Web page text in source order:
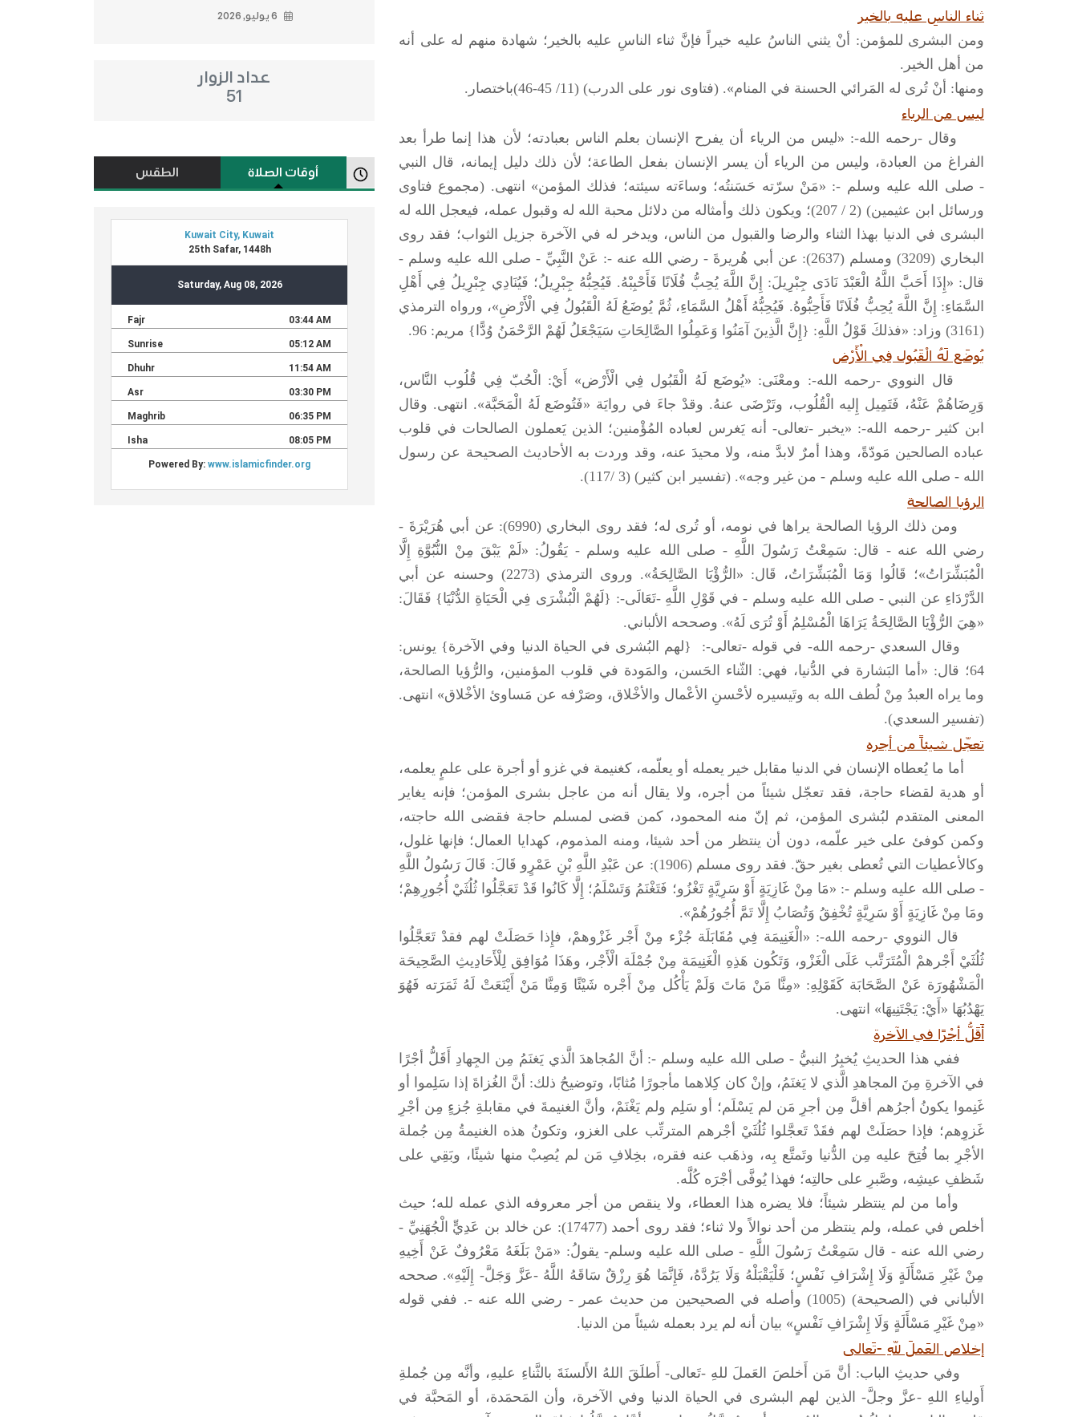
ثناء الناسِ عليه بالخير
ومن البشرى للمؤمن: أنْ يثني الناسُ عليه خيراً فإنَّ ثناء الناسِ عليه بالخير؛ شهادة منهم له على أنه
من أهل الخير.
ومنها: أنْ تُرى له المَرائي الحسنة في المنام». (فتاوى نور على الدرب) (11/ 45-46)باختصار.
ليس من الرياء
وقال -رحمه الله-: «ليس من الرياء أن يفرح الإنسان بعلم الناس بعبادته؛ لأن هذا إنما طرأ بعد
الفراغ من العبادة، وليس من الرياء أن يسر الإنسان بفعل الطاعة؛ لأن ذلك دليل إيمانه، قال النبي
- صلى الله عليه وسلم -: «مَنْ سرّته حَسَنتُه؛ وساءَته سيئته؛ فذلك المؤمن» انتهى. (مجموع فتاوى
ورسائل ابن عثيمين) (2 / 207)؛ ويكون ذلك وأمثاله من دلائل محبة الله له وقبول عمله، فيعجل الله له
البشرى في الدنيا بهذا الثناء والرضا والقبول من الناس، ويدخر له في الآخرة جزيل الثواب؛ فقد روى
البخاري (3209) ومسلم (2637): عن أبي هُريرةَ - رضي الله عنه -: عَنْ النَّبِيِّ -
صلى الله عليه وسلم -
قال: «إِذَا أَحَبَّ اللَّهُ الْعَبْدَ نَادَى جِبْرِيلَ: إِنَّ اللَّهَ يُحِبُّ فُلَانًا فَأَحْبِبْهُ. فَيُحِبُّهُ جِبْرِيلُ؛ فَيُنَادِي جِبْرِيلُ فِي أَهْلِ
السَّمَاءِ: إِنَّ اللَّهَ يُحِبُّ فُلَانًا فَأَحِبُّوهُ. فَيُحِبُّهُ أَهْلُ السَّمَاءِ، ثُمَّ يُوضَعُ لَهُ الْقَبُولُ فِي الْأَرْضِ»، ورواه الترمذي
(3161) وزاد: «فذلكَ قَوْلُ اللَّهِ: {إِنَّ الَّذِينَ آمَنُوا وَعَمِلُوا الصَّالِحَاتِ سَيَجْعَلُ لَهُمْ الرَّحْمَنُ وُدًّا} مريم: 96.
يُوضَع لَهُ الْقَبُول فِي الْأَرْض
قال النووي -رحمه الله-: ومعْنَى: «يُوضَع لَهُ الْقَبُول فِي الْأَرْض» أَيْ: الْحُبّ فِي قُلُوب النَّاس،
وَرِضَاهُمْ عَنْهُ، فَتَمِيل إِليه الْقُلُوب، وتَرْضَى عنهُ. وقدْ جاءَ في روايَة «فَتُوضَع لَهُ الْمَحَبَّة». انتهى. وقال
ابن كثير -رحمه الله-: «يخبر -تعالى- أنه يَغرس لعباده المُؤْمنين؛ الذين يَعملون الصالحات في قلوب
عباده الصالحين مَودّةً، وهذا أمرٌ لابدَّ منه، ولا محيدَ عنه، وقد وردت به الأحاديث الصحيحة عن رسول
الله - صلى الله عليه وسلم - من غير وجه». (تفسير ابن كثير) (3 /117).
الرؤيا الصالحة
ومن ذلك الرؤيا الصالحة يراها في نومه، أو تُرى له؛ فقد روى البخاري (6990): عن أبي هُرَيْرَةَ -
رضي الله عنه - قال: سَمِعْتُ رَسُولَ اللَّهِ - صلى الله عليه وسلم- يَقُولُ: «لَمْ يَبْقَ مِنْ النُّبُوَّةِ إِلَّا
الْمُبَشِّرَاتُ»؛ قَالُوا وَمَا الْمُبَشِّرَاتُ، قَال: «الرُّؤْيَا الصَّالِحَةُ». وروى الترمذي (2273) وحسنه عن أبي
الدَّرْدَاءِ عن النبي - صلى الله عليه وسلم - في قَوْلِ اللَّهِ -تَعَالَى-: {لَهُمْ الْبُشْرَى فِي الْحَيَاةِ الدُّنْيَا} فَقَالَ:
«هِيَ الرُّؤْيَا الصَّالِحَةُ يَرَاهَا الْمُسْلِمُ أَوْ تُرَى لَهُ». وصححه الألباني.
وقال السعدي -رحمه الله- في قوله -تعالى-: {لهم البُشرى في الحياة الدنيا وفي الآخرة} يونس:
64؛ قال: «أما البَشارة في الدُّنيا، فهي: الثّناء الحَسن، والمَودة في قلوب المؤمنين، والرُّؤيا الصالحة،
وما يراه العبدُ مِنْ لُطف الله به وتَيسيره لأحْسنِ الأعْمال والأخْلاق، وصَرْفه عن مَساوئ الأخْلاق» انتهى.
(تفسير السعدي).
تعجّل شيئاً من أجره
أما ما يُعطاه الإنسان في الدنيا مقابل خير يعمله أو يعلّمه، كغنيمة في غزو أو أجرة على علمٍ يعلمه،
أو هدية لقضاء حاجة، فقد تعجّل شيئاً من أجره، ولا يقال أنه من عاجل بشرى المؤمن؛ فإنه يغاير
المعنى المتقدم لبُشرى المؤمن، ثم إنّ منه المحمود، كمن قضى لمسلم حاجة فقضى الله حاجته،
وكمن كوفئ على خير علّمه، دون أن ينتظر من أحد شيئا، ومنه المذموم، كهدايا العمال؛ فإنها غلول،
وكالأعطيات التي تُعطى بغير حقّ. فقد روى مسلم (1906): عن عَبْدِ اللَّهِ بْنِ عَمْرٍو قَالَ: قَالَ رَسُولُ اللَّهِ
- صلى الله عليه وسلم-: «مَا مِنْ غَازِيَةٍ أَوْ سَرِيَّةٍ تَغْزُو؛ فَتَغْنَمُ وَتَسْلَمُ؛ إِلَّا كَانُوا قَدْ تَعَجَّلُوا ثُلُثَيْ أُجُورِهِمْ؛
ومَا مِنْ غَازِيَةٍ أَوْ سَرِيَّةٍ تُخْفِقُ وَتُصَابُ إِلَّا تَمَّ أُجُورُهُمْ».
قال النووي -رحمه الله-: «الْغَنِيمَة فِي مُقَابَلَة جُزْء مِنْ أَجْر غَزْوهمْ، فإِذا حَصَلَتْ لهم فقدْ تَعَجَّلُوا
ثُلُثَيْ أَجْرهمْ الْمُتَرَتَّب عَلَى الْغَزْو، وَتَكُون هَذِهِ الْغَنِيمَة مِنْ جُمْلَة الْأَجْر، وهَذَا مُوَافِق لِلْأَحَادِيثِ الصَّحِيحَة
الْمَشْهُورَة عَنْ الصَّحَابَة كَقَوْلِهِ: «مِنَّا مَنْ مَاتَ وَلَمْ يَأْكُل مِنْ أَجْره شَيْئًا وَمِنَّا مَنْ أَيْنَعَتْ لَهُ ثَمَرَته فَهُوَ
يَهْدُبُهَا «أَيْ: يَجْتَنِيهَا» انتهى.
أَقَلُّ أجْرًا في الآخرةِ
ففي هذا الحديثِ يُخبِرُ النبيُّ - صلى الله عليه وسلم -: أنَّ المُجاهدَ الَّذي يَغنَمُ مِن الجِهادِ أَقَلُّ أجْرًا
في الآخرةِ مِنَ المجاهدِ الَّذي لا يَغنَمُ، وإنْ كان كِلاهما مأجورًا مُثابًا، وتوضيحُ ذلك: أنَّ الغُزاةَ إذا سَلِموا أو
غَنِموا يكونُ أجرُهم أقلَّ مِن أجرِ مَن لم يَسْلَم؛ أو سَلِم ولم يَغْنَمْ، وأنَّ الغنيمةَ في مقابلةِ جُزءٍ مِن أجْرِ
غَزوِهم؛ فإذا حصَلَتْ لهم فقَدْ تَعجَّلوا ثُلُثَيْ أجْرهم المترتِّب على الغزو، وتكونُ هذه الغنيمةُ مِن جُملة
الأجْرِ بما فُتِحَ عليه مِن الدُّنيا وتَمتَّع بِه، وذهَب عنه فقره، بخِلافِ مَن لم يُصِبْ منها شيئًا، وبَقِي على
شَظفِ عيشِه، وصَّبرِ على حالتِه؛ فهذا يُوفَّى أجْرَه كُلَّه.
وأما من لم ينتظر شيئاً؛ فلا يضره هذا العطاء، ولا ينقص من أجر معروفه الذي عمله لله؛ حيث
أخلص في عمله، ولم ينتظر من أحد نوالاً ولا ثناء؛ فقد روى أحمد (17477): عن خالد بن عَدِيٍّ الْجُهَنِيِّ -
رضي الله عنه - قال سَمِعْتُ رَسُولَ اللَّهِ - صلى الله عليه وسلم- يقولُ: «مَنْ بَلَغَهُ مَعْرُوفٌ عَنْ أَخِيهِ
مِنْ غَيْرِ مَسْأَلَةٍ وَلَا إِشْرَافِ نَفْسٍ؛ فَلْيَقْبَلْهُ وَلَا يَرُدَّهُ، فَإِنَّمَا هُوَ رِزْقٌ سَاقَهُ اللَّهُ -عَزَّ وَجَلَّ- إِلَيْهِ». صححه
الألباني في (الصحيحة) (1005) وأصله في الصحيحين من حديث عمر - رضي الله عنه -. ففي قوله
«مِنْ غَيْرِ مَسْأَلَةٍ وَلَا إِشْرَافِ نَفْسٍ» بيان أنه لم يرد بعمله شيئاً من الدنيا.
إخلاص العَملَ للهِ -تَعالى
وفي حديثِ الباب: أنَّ مَن أَخلصَ العَملَ للهِ -تَعالى- أَطلَقَ اللهُ الأَلسنَةَ بالثَّناءِ عليهِ، وأنَّه مِن جُملةِ
أَولياءِ اللهِ -عزَّ وجلَّ- الذين لهم البشرى في الحياة الدنيا وفي الآخرة، وأن المَحمَدة، أو المَحبَّة في
6 يوليو, 2026
عداد الزوار
51
أوقات الصلاة الطقس